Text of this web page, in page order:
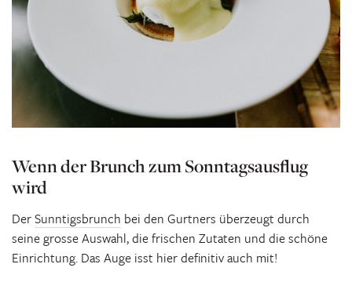
Wenn der Brunch zum Sonntagsausflug
wird
DerSunntigsbrunch bei den Gurtners überzeugt durch
seine grosse Auswahl, die frischen Zutaten und die schöne
Einrichtung. Das Auge isst hier definitiv auch mit!